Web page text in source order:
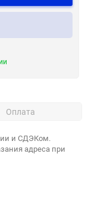
Оплата
и СДЭКом.
адреса при